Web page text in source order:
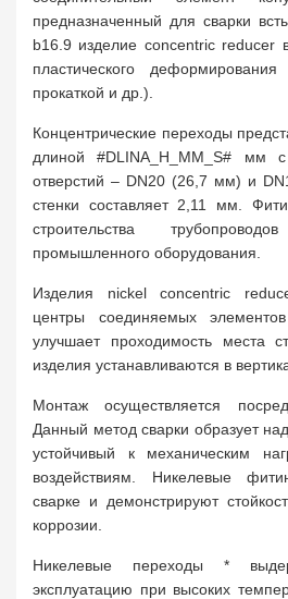
предназначенный для сварки
b16.9 изделие concentric reducer
пластического деформирования
прокаткой и др.).
Концентрические переходы
длиной #DLINA_H_MM_S# мм
отверстий – DN20 (26,7 мм) и
стенки составляет 2,11 мм.
строительства
промышленного оборудования.
Изделия nickel concentric
центры соединяемых
улучшает проходимость места
изделия устанавливаются в
Монтаж осуществляется
Данный метод сварки образует
устойчивый к механическим
воздействиям. Никелевые
сварке и демонстрируют
коррозии.
Никелевые переходы *
эксплуатацию при высоких